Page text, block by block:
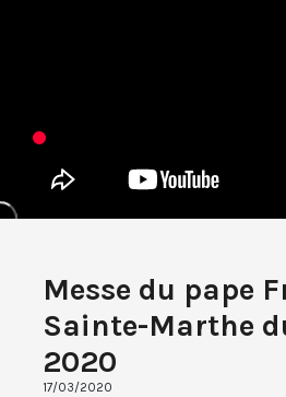
Messe du pape
Sainte-Marthe
2020
17/03/2020